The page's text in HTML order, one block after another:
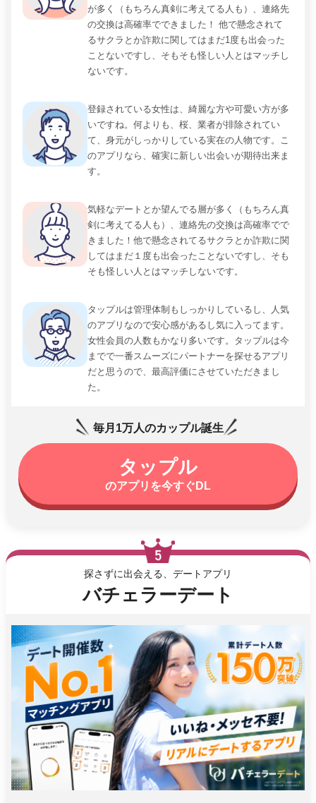
が多く（もちろん真剣に考えてる人も）、連絡先
の交換は高確率でできました！ 他で懸念されて
るサクラとか詐欺に関してはまだ1度も出会った
ことないですし、そもそも怪しい人とはマッチし
ないです。
登録されている女性は、綺麗な方や可愛い方が多
いですね。何よりも、桜、業者が排除されてい
て、身元がしっかりしている実在の人物です。こ
のアプリなら、確実に新しい出会いが期待出来ま
す。
気軽なデートとか望んでる層が多く（もちろん真
剣に考えてる人も）、連絡先の交換は高確率でで
きました！他で懸念されてるサクラとか詐欺に関
してはまだ１度も出会ったことないですし、そも
そも怪しい人とはマッチしないです。
タップルは管理体制もしっかりしているし、人気
のアプリなので安心感があるし気に入ってます。
女性会員の人数もかなり多いです。タップルは今
までで一番スムーズにパートナーを探せるアプリ
だと思うので、最高評価にさせていただきまし
た。
毎月1万人のカップル誕生
タップル
のアプリを今すぐDL
探さずに出会える、デートアプリ
バチェラーデート